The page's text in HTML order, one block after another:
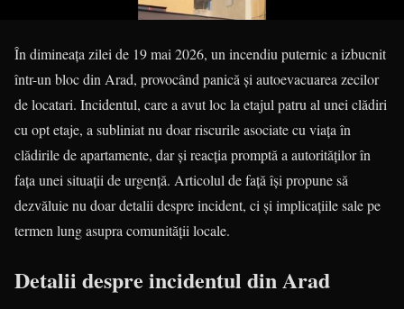
În dimineața zilei de 19 mai 2026, un incendiu puternic a izbucnit
într-un bloc din Arad, provocând panică și autoevacuarea zecilor
de locatari. Incidentul, care a avut loc la etajul patru al unei clădiri
cu opt etaje, a subliniat nu doar riscurile asociate cu viața în
clădirile de apartamente, dar și reacția promptă a autorităților în
fața unei situații de urgență. Articolul de față își propune să
dezvăluie nu doar detalii despre incident, ci și implicațiile sale pe
termen lung asupra comunității locale.
Detalii despre incidentul din Arad